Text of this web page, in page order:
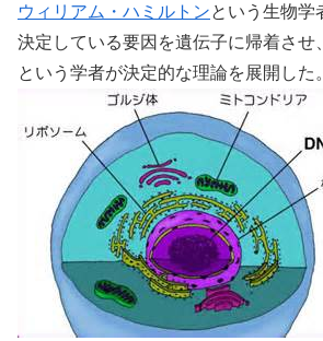
ウィリアム・ハミルトンという生物学
決定している要因を遺伝子に帰着させ
という学者が決定的な理論を展開した。